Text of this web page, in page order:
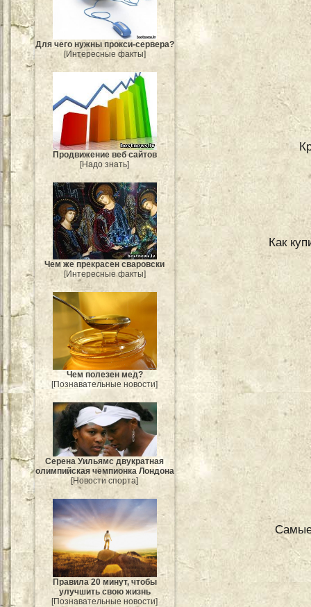
Для чего нужны прокси-сервера?
[Интересные факты]
Продвижение веб сайтов
[Надо знать]
Чем же прекрасен сваровски
[Интересные факты]
Чем полезен мед?
[Познавательные новости]
Серена Уильямс двукратная
олимпийская чемпионка Лондона
[Новости спорта]
Правила 20 минут, чтобы
улучшить свою жизнь
[Познавательные новости]
Как